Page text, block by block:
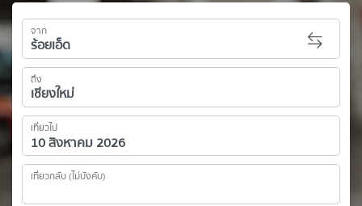
จาก
ถึง
เที่ยวไป
เที่ยวกลับ (ไม่บังคับ)